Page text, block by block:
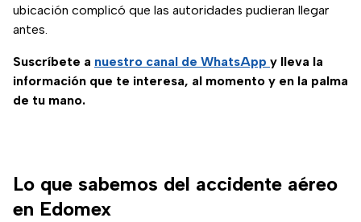
ubicación complicó que las autoridades pudieran llegar
antes.
Suscríbete a nuestro canal de WhatsApp y lleva la
información que te interesa, al momento y en la palma
de tu mano.
Lo que sabemos del accidente aéreo
en Edomex